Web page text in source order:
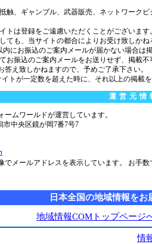
触、ギャンブル、武器販売、ネットワーク
トは登録をご遠慮いただくことがございます
ても、当サイトの都合によりお受け致しか
内にお振込のご案内メールが届かない場合は
お振込のご案内メールをお送りせず、掲載
え致しかねますので、予めご了承下さい。
イトが一定数を超えた時に、それ以上の掲載
運営元情
ムワールドが運営しています。
中央区鏡が岡7番7号7
メールアドレスを表示しています。 お手
日本全国の地域情報をお
地域情報COMトップページ
情